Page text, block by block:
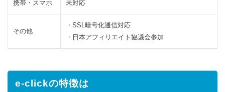
4.4 マ
イ
携帯・スマホ 未対応
その他
・SSL暗号化通信対応
・日本アフィリエイト協議会参加
e-clickの特徴は